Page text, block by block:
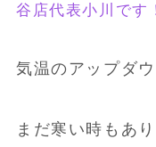
谷店代表小川です
気温のアップダ
まだ寒い時もあ